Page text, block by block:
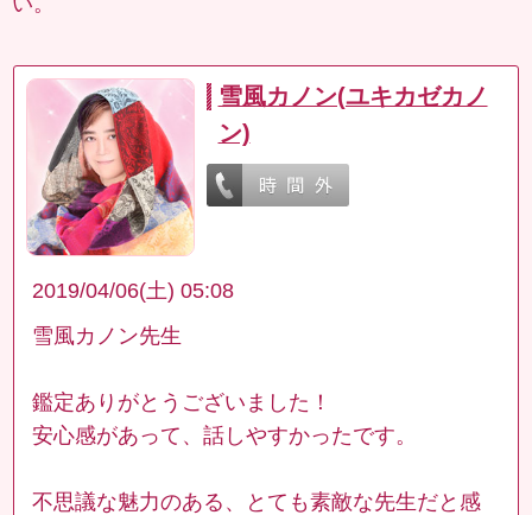
雪風カノン(ユキカゼカノ
ン)
2019/04/06(土) 05:08
雪風カノン先生
鑑定ありがとうございました！
安心感があって、話しやすかったです。
不思議な魅力のある、とても素敵な先生だと感